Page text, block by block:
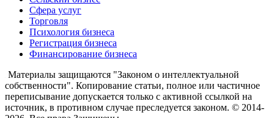
Сфера услуг
Торговля
Психология бизнеса
Регистрация бизнеса
Финансирование бизнеса
Материалы защищаются "Законом о интеллектуальной
собственности". Копирование статьи, полное или частичное
переписывание допускается только с активной ссылкой на
источник, в противном случае преследуется законом. © 2014-